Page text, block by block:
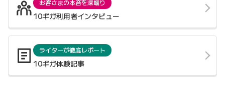
お客さまの本音を深堀り
10ギガ利用者インタビュー
ライターが徹底レポート
10ギガ体験記事